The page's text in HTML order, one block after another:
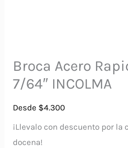
Broca Acero
7/64″ INCOLMA
Desde $4.300
¡Llevalo con descuento por la
docena!